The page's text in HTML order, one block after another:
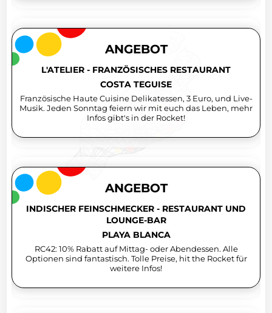
ANGEBOT
L'ATELIER - FRANZÖSISCHES RESTAURANT
COSTA TEGUISE
Französische Haute Cuisine Delikatessen, 3 Euro, und Live-
Musik. Jeden Sonntag feiern wir mit euch das Leben, mehr
Infos gibt's in der Rocket!
ANGEBOT
INDISCHER FEINSCHMECKER - RESTAURANT UND
LOUNGE-BAR
PLAYA BLANCA
RC42: 10% Rabatt auf Mittag- oder Abendessen. Alle
Optionen sind fantastisch. Tolle Preise, hit the Rocket für
weitere Infos!